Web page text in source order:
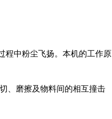
程中粉尘飞扬。本机的工作原
、磨擦及物料间的相互撞击